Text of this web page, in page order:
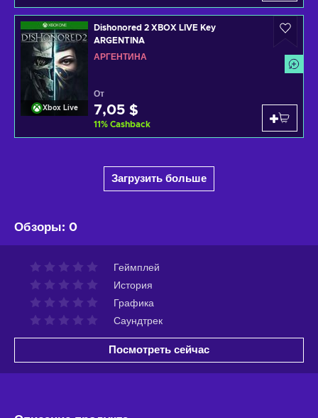
Xbox Live
Dishonored 2 XBOX LIVE Key
ARGENTINA
АРГЕНТИНА
От
7,05 $
11% Cashback
Загрузить больше
Обзоры: 0
Геймплей
История
Графика
Саундтрек
Посмотреть сейчас